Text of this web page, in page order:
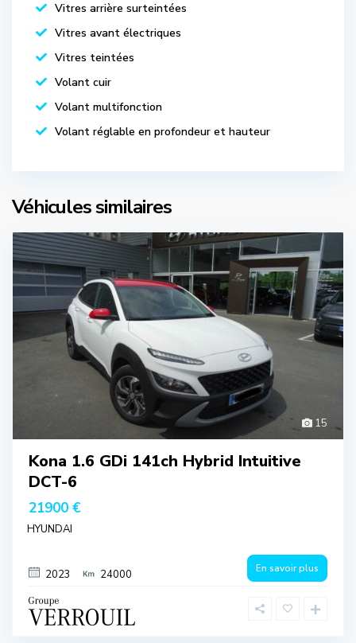
Vitres arrière surteintées
Vitres avant électriques
Vitres teintées
Volant cuir
Volant multifonction
Volant réglable en profondeur et hauteur
Véhicules similaires
15
Kona 1.6 GDi 141ch Hybrid Intuitive
DCT-6
21900 €
HYUNDAI
2023 24000 En savoir plus